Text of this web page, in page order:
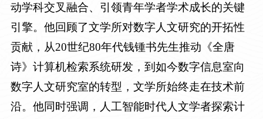
动学科交叉融合、引领青年学者学术成长的关键
引擎。他回顾了文学所对数字人文研究的开拓性
贡献，从20世纪80年代钱锺书先生推动《全唐
诗》计算机检索系统研发，到如今数字信息室向
数字人文研究室的转型，文学所始终走在技术前
沿。他同时强调，人工智能时代人文学者探索计